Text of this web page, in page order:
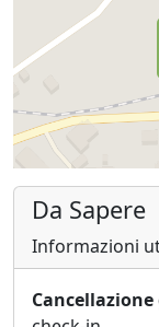
Da Sapere
Informazioni